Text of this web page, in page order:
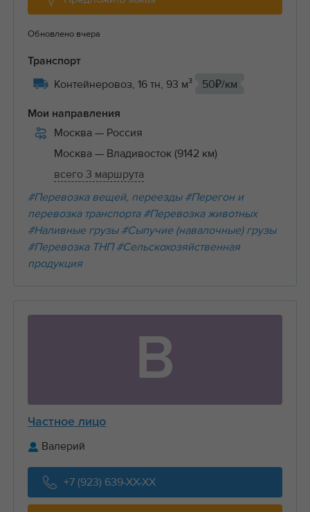
Обновлено вчера
Транспорт
Контейнеровоз, 16 тн, 93 м³ 50₽/км
Мои направления
Москва — Россия
Москва — Владивосток (9142 км)
всего 3 маршрута
#Перевозка вещей, переезды #Перегон и
перевозка транспорта #Перевозка животных
#Наливные грузы #Сыпучие (навалочные) грузы
#Перевозка ТНП #Сельскохозяйственная
продукция
В
Частное лицо
Валерий
+7 (923) 639-XX-XX